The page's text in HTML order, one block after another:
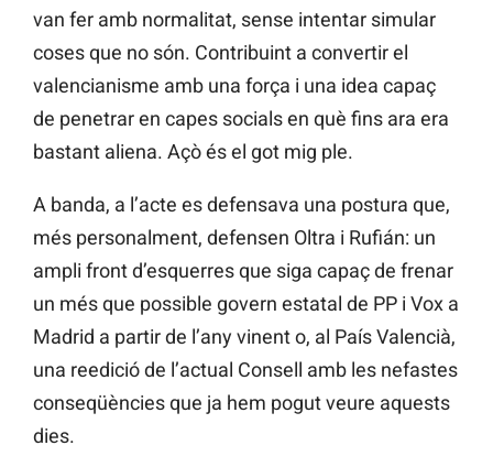
van fer amb normalitat, sense intentar simular
coses que no són. Contribuint a convertir el
valencianisme amb una força i una idea capaç
de penetrar en capes socials en què fins ara era
bastant aliena. Açò és el got mig ple.
A banda, a l’acte es defensava una postura que,
més personalment, defensen Oltra i Rufián: un
ampli front d’esquerres que siga capaç de frenar
un més que possible govern estatal de PP i Vox a
Madrid a partir de l’any vinent o, al País Valencià,
una reedició de l’actual Consell amb les nefastes
conseqüències que ja hem pogut veure aquests
dies.